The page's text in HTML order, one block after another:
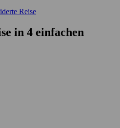
Reise
in 4 einfachen